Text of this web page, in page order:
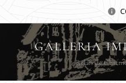
GALLERIA
Relais de